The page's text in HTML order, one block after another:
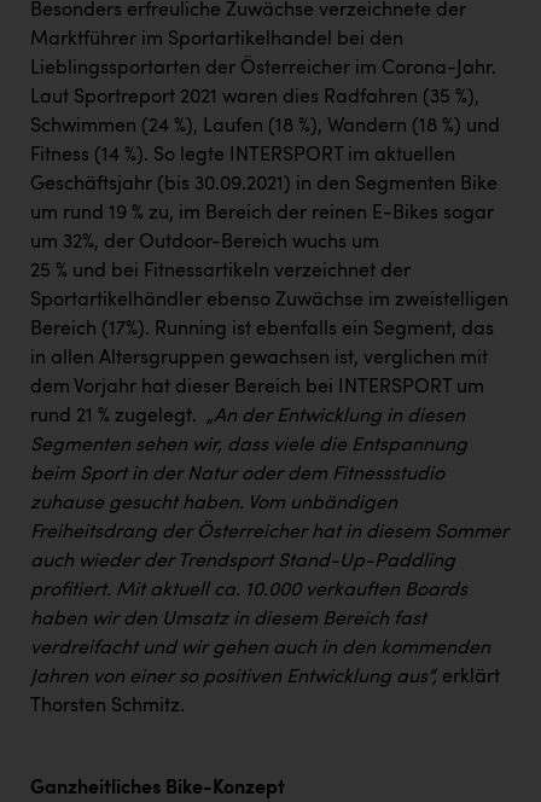
Besonders erfreuliche Zuwächse verzeichnete der
Marktführer im Sportartikelhandel bei den
Lieblingssportarten der Österreicher im Corona-Jahr.
Laut Sportreport 2021 waren dies Radfahren (35 %),
Schwimmen (24 %), Laufen (18 %), Wandern (18 %) und
Fitness (14 %). So legte INTERSPORT im aktuellen
Geschäftsjahr (bis 30.09.2021) in den Segmenten Bike
um rund 19 % zu, im Bereich der reinen E-Bikes sogar
um 32%, der Outdoor-Bereich wuchs um
25 % und bei Fitnessartikeln verzeichnet der
Sportartikelhändler ebenso Zuwächse im zweistelligen
Bereich (17%). Running ist ebenfalls ein Segment, das
in allen Altersgruppen gewachsen ist, verglichen mit
dem Vorjahr hat dieser Bereich bei INTERSPORT um
rund 21 % zugelegt. „An der Entwicklung in diesen
Segmenten sehen wir, dass viele die Entspannung
beim Sport in der Natur oder dem Fitnessstudio
zuhause gesucht haben. Vom unbändigen
Freiheitsdrang der Österreicher hat in diesem Sommer
auch wieder der Trendsport Stand-Up-Paddling
profitiert. Mit aktuell ca. 10.000 verkauften Boards
haben wir den Umsatz in diesem Bereich fast
verdreifacht und wir gehen auch in den kommenden
Jahren von einer so positiven Entwicklung aus“, erklärt
Thorsten Schmitz.
Ganzheitliches Bike-Konzept